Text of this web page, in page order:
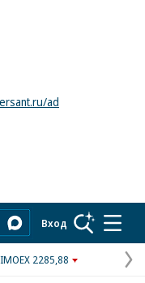
ad
Вход
IMOEX 2285,88